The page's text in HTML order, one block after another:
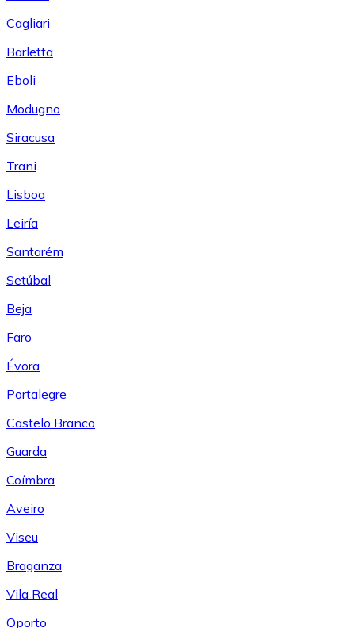
Cagliari
Barletta
Eboli
Modugno
Siracusa
Trani
Lisboa
Leiría
Santarém
Setúbal
Beja
Faro
Évora
Portalegre
Castelo Branco
Guarda
Coímbra
Aveiro
Viseu
Braganza
Vila Real
Oporto